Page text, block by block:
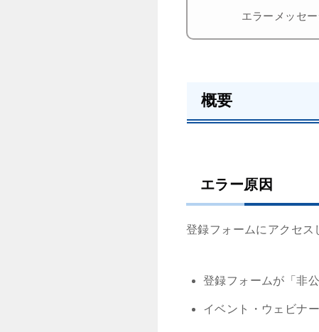
エラーメッセ
概要
エラー原因
登録フォームにアクセス
登録フォームが「非
イベント・ウェビナ